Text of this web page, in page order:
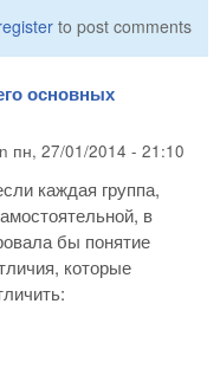
to post comments
основных
пн, 27/01/2014 - 21:10
каждая группа,
в
бы понятие
которые